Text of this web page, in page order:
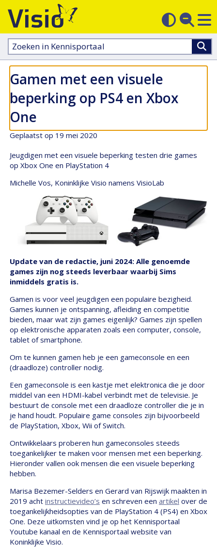
Contrast
Zoeken
in
kennisportaal:
Gamen met een visuele
beperking op PS4 en Xbox
One
Geplaatst op 19 mei 2020
Jeugdigen met een visuele beperking testen drie games
op Xbox One en PlayStation 4
Michelle Vos, Koninklijke Visio namens VisioLab
Update van de redactie, juni 2024: Alle genoemde
games zijn nog steeds leverbaar waarbij Sims
inmiddels gratis is.
Gamen is voor veel jeugdigen een populaire bezigheid.
Games kunnen je ontspanning, afleiding en competitie
bieden, maar wat zijn games eigenlijk? Games zijn spellen
op elektronische apparaten zoals een computer, console,
tablet of smartphone.
Om te kunnen gamen heb je een gameconsole en een
(draadloze) controller nodig.
Een gameconsole is een kastje met elektronica die je door
middel van een HDMI-kabel verbindt met de televisie. Je
bestuurt de console met een draadloze controller die je in
je hand houdt. Populaire game consoles zijn bijvoorbeeld
de PlayStation, Xbox, Wii of Switch.
Ontwikkelaars proberen hun gameconsoles steeds
toegankelijker te maken voor mensen met een beperking.
Hieronder vallen ook mensen die een visuele beperking
hebben.
Marisa Bezemer-Selders en Gerard van Rijswijk maakten in
2019 acht instructievideo’s en schreven een artikel over de
toegankelijkheidsopties van de PlayStation 4 (PS4) en Xbox
One. Deze uitkomsten vind je op het Kennisportaal
Youtube kanaal en de Kennisportaal website van
Koninklijke Visio.